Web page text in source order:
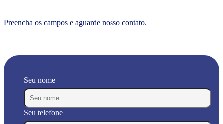
Preencha os campos e aguarde nosso contato.
Seu nome
Seu telefone